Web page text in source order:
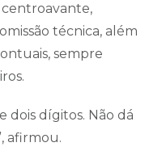
técnica, além
sempre
dois dígitos. Não dá
afirmou.